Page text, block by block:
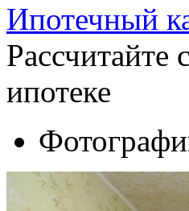
Ипотечный
ипотеке